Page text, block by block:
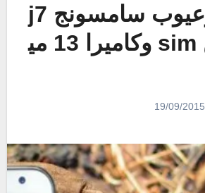
مميزات وعيوب سامسونج j7
بشريحتين sim وكاميرا 13 مي
19/09/2015